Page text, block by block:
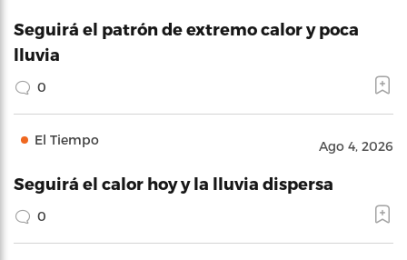
Seguirá el patrón de extremo calor y poca
lluvia
0
El Tiempo Ago 4, 2026
Seguirá el calor hoy y la lluvia dispersa
0